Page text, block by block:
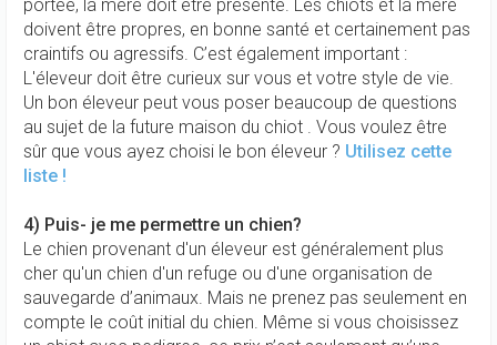
portée, la mère doit être présente. Les chiots et la mère
doivent être propres, en bonne santé et certainement pas
craintifs ou agressifs. C’est également important :
L'éleveur doit être curieux sur vous et votre style de vie.
Un bon éleveur peut vous poser beaucoup de questions
au sujet de la future maison du chiot . Vous voulez être
sûr que vous ayez choisi le bon éleveur ? Utilisez cette
liste !
4) Puis- je me permettre un chien?
Le chien provenant d'un éleveur est généralement plus
cher qu'un chien d'un refuge ou d'une organisation de
sauvegarde d’animaux. Mais ne prenez pas seulement en
compte le coût initial du chien. Même si vous choisissez